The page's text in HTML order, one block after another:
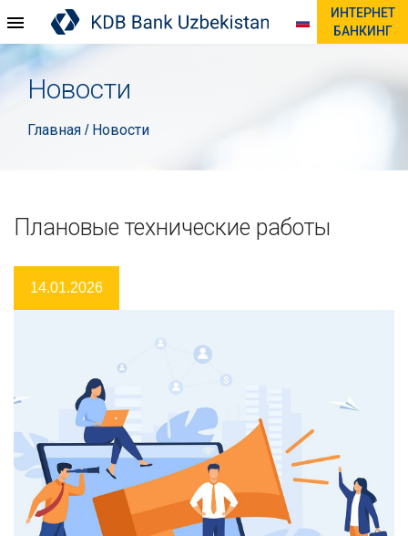
ИНТЕРНЕТ
БАНКИНГ
Новости
Главная / Новости
Плановые технические работы
14.01.2026